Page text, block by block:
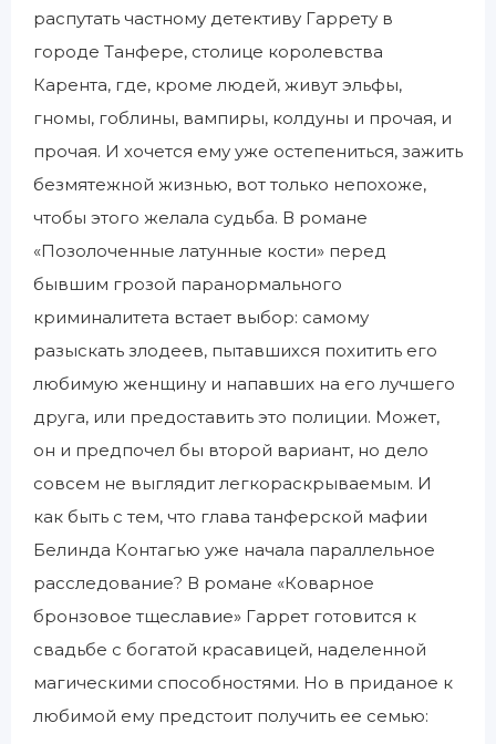
распутать частному детективу Гаррету в
городе Танфере, столице королевства
Карента, где, кроме людей, живут эльфы,
гномы, гоблины, вампиры, колдуны и прочая, и
прочая. И хочется ему уже остепениться, зажить
безмятежной жизнью, вот только непохоже,
чтобы этого желала судьба. В романе
«Позолоченные латунные кости» перед
бывшим грозой паранормального
криминалитета встает выбор: самому
разыскать злодеев, пытавшихся похитить его
любимую женщину и напавших на его лучшего
друга, или предоставить это полиции. Может,
он и предпочел бы второй вариант, но дело
совсем не выглядит легкораскрываемым. И
как быть с тем, что глава танферской мафии
Белинда Контагью уже начала параллельное
расследование? В романе «Коварное
бронзовое тщеславие» Гаррет готовится к
свадьбе с богатой красавицей, наделенной
магическими способностями. Но в приданое к
любимой ему предстоит получить ее семью: